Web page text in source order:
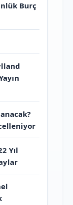
Burç
Yıl